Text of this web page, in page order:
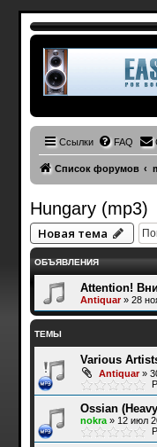
Ссылки FAQ
Список форумов
Hungary (mp3)
Новая тема
ОБЪЯВЛЕНИЯ
Attention!
Antiquar» 28
ТЕМЫ
Various
Antiquar»
Ossian
nokra» 12 июл